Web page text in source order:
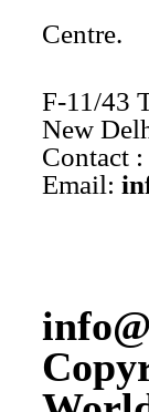
Centre.
F-11/43
New
Contact
Email: